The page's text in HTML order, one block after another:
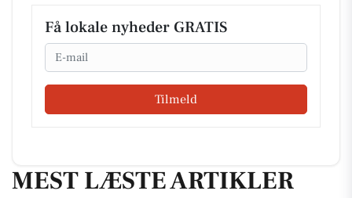
Få lokale nyheder GRATIS
Email
Tilmeld
MEST LÆSTE ARTIKLER